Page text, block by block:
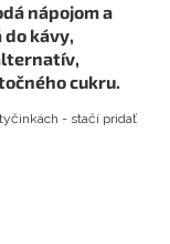
nápojom a
do kávy,
cukru.
- stačí pridať